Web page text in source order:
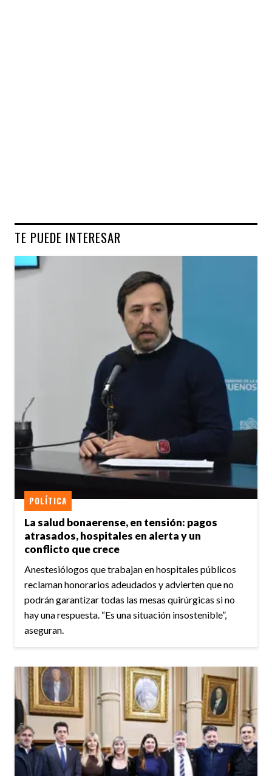
TE PUEDE INTERESAR
La salud bonaerense, en tensión: pagos
atrasados, hospitales en alerta y un
conflicto que crece
POLÍTICA
Anestesiólogos que trabajan en hospitales públicos
reclaman honorarios adeudados y advierten que no
podrán garantizar todas las mesas quirúrgicas si no
hay una respuesta. “Es una situación insostenible”,
aseguran.